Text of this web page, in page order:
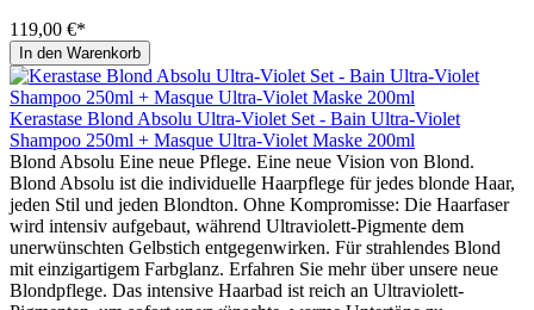
119,00 €*
In den Warenkorb
Kerastase Blond Absolu Ultra-Violet Set - Bain Ultra-Violet
Shampoo 250ml + Masque Ultra-Violet Maske 200ml
Blond Absolu Eine neue Pflege. Eine neue Vision von Blond.
Blond Absolu ist die individuelle Haarpflege für jedes blonde Haar,
jeden Stil und jeden Blondton. Ohne Kompromisse: Die Haarfaser
wird intensiv aufgebaut, während Ultraviolett-Pigmente dem
unerwünschten Gelbstich entgegenwirken. Für strahlendes Blond
mit einzigartigem Farbglanz. Erfahren Sie mehr über unsere neue
Blondpflege. Das intensive Haarbad ist reich an Ultraviolett-